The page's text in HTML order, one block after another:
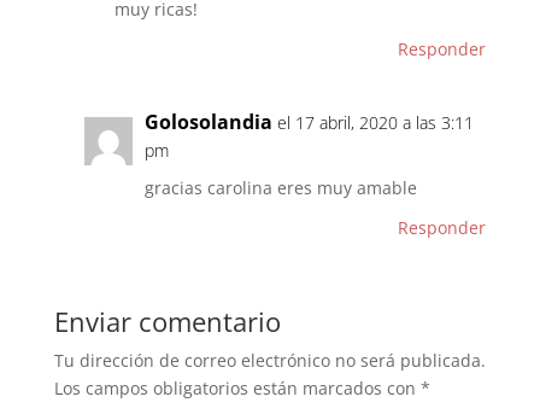
muy ricas!
Responder
Golosolandia el 17 abril, 2020 a las 3:11
pm
gracias carolina eres muy amable
Responder
Enviar comentario
Tu dirección de correo electrónico no será publicada.
Los campos obligatorios están marcados con *